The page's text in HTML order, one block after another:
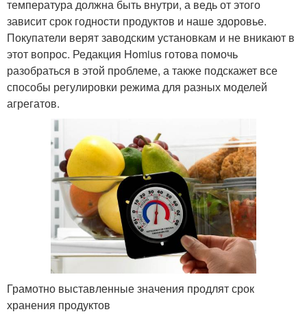
температура должна быть внутри, а ведь от этого
зависит срок годности продуктов и наше здоровье.
Покупатели верят заводским установкам и не вникают в
этот вопрос. Редакция Homius готова помочь
разобраться в этой проблеме, а также подскажет все
способы регулировки режима для разных моделей
агрегатов.
Грамотно выставленные значения продлят срок
хранения продуктов